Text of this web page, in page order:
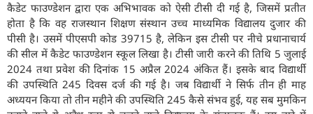
कैडेट फाउण्डेशन द्वारा एक अभिभावक को ऐसी टीसी दी गई है, जिसमें प्रतीत
होता है कि वह राजस्थान शिक्षण संस्थान उच्च माध्यमिक विद्यालय दुजार की
पीसी है। उसमें पीएसपी कोड 39715 है, लेकिन इस टीसी पर नीचे प्रधानाचार्य
की सील में कैडेट फाउण्डेशन स्कूल लिखा है। टीसी जारी करने की तिथि 5 जुलाई
2024 तथा प्रवेश की दिनांक 15 अप्रैल 2024 अंकित हैं। इसके बाद विद्यार्थी
की उपस्थिति 245 दिवस दर्ज की गई है। जब विद्यार्थी ने सिर्फ तीन ही माह
अध्ययन किया तो तीन महीने की उपस्थिति 245 कैसे संभव हुई, यह सब मुमकिन